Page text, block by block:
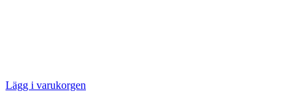
Lägg i varukorgen